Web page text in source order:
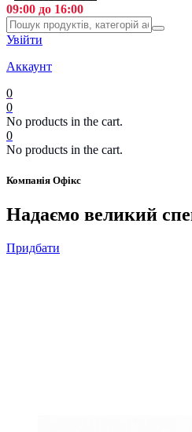
09:00 до 16:00
Увійти
Аккаунт
0
0
No products in the cart.
0
No products in the cart.
Компанія Офікс
Надаємо великий
Придбати